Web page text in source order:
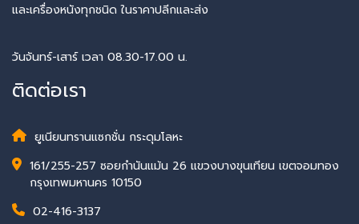
และเครื่องหนังทุกชนิด ในราคาปลีกและส่ง
วันจันทร์-เสาร์ เวลา 08.30-17.00 น.
ติดต่อเรา
ยูเนียนทรานแซกชั่น กระดุมโลหะ
161/255-257 ซอยกำนันแม้น 26 แขวงบางขุนเทียน เขตจอมทอง
กรุงเทพมหานคร 10150
02-416-3137